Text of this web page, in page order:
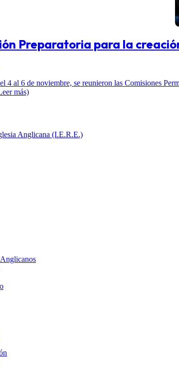
Preparatoria para la
4 al 6 de noviembre, se reunieron las Comisiones
más)
Anglicana (I.E.R.E.)